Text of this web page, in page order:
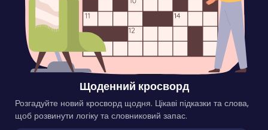
Щоденний кросворд
Розгадуйте новий кросворд щодня. Цікаві підказки та слова,
щоб розвинути логіку та словниковий запас.